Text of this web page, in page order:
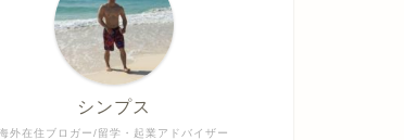
外在住ブロガー/留学・起業アドバイザー
シンプス